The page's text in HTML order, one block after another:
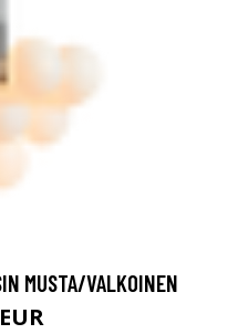
MUSTA/VALKOINEN